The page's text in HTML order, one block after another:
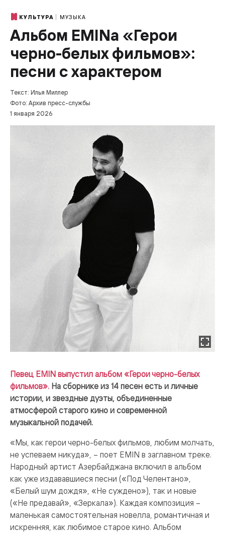
КУЛЬТУРА МУЗЫКА
Альбом EMINa «Герои
черно-белых фильмов»:
песни с характером
Текст: Илья Миллер
Фото: Архив пресс-службы
1 января 2026
Певец EMIN выпустил альбом «Герои черно-белых
фильмов». На сборнике из 14 песен есть и личные
истории, и звездные дуэты, объединенные
атмосферой старого кино и современной
музыкальной подачей.
«Мы, как герои черно-белых фильмов, любим молчать,
не успеваем никуда», – поет EMIN в заглавном треке.
Народный артист Азербайджана включил в альбом
как уже издававшиеся песни («Под Челентано»,
«Белый шум дождя», «Не суждено»), так и новые
(«Не предавай», «Зеркала»). Каждая композиция –
маленькая самостоятельная новелла, романтичная и
искренняя, как любимое старое кино. Альбом